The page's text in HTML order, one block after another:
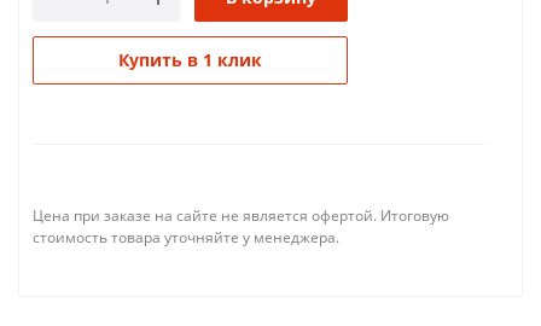
Купить в 1 клик
Цена при заказе на сайте не является офертой. Итоговую
стоимость товара уточняйте у менеджера.